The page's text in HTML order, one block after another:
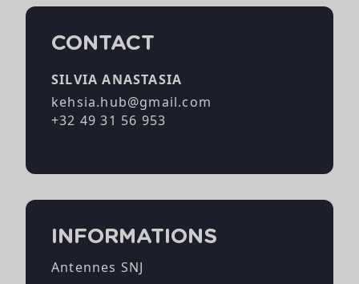
CONTACT
SILVIA ANASTASIA
kehsia.hub@gmail.com
+32 49 31 56 953
INFORMATIONS
Antennes SNJ